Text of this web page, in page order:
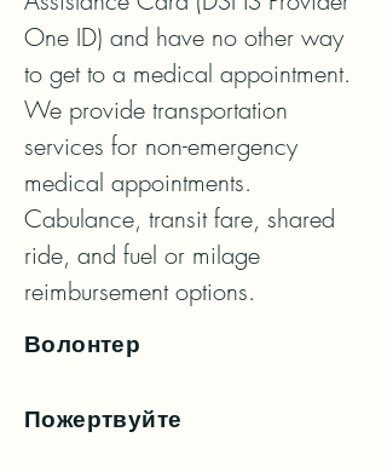
One ID) and have no other way
to get to a medical appointment.
We provide transportation
services for non-emergency
medical appointments.
Cabulance, transit fare, shared
ride, and fuel or milage
reimbursement options.
Волонтер
Пожертвуйте